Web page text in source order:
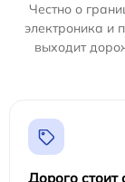
Честно о
электроника и
выходит
Дорого стоит